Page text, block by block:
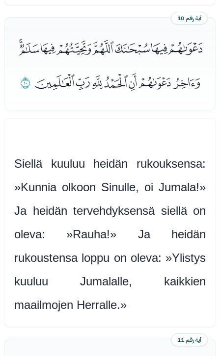
آية رقم 10
ﭹﭺﭻﭼﭽﭾﭿﮀ
ﮁﮂﮃﮄﮅﮆﮇﮈ
Siellä kuuluu heidän rukouksensa:
»Kunnia olkoon Sinulle, oi Jumala!»
Ja heidän tervehdyksensä siellä on
oleva: »Rauha!» Ja heidän
rukoustensa loppu on oleva: »Ylistys
kuuluu Jumalalle, kaikkien
maailmojen Herralle.»
آية رقم 11